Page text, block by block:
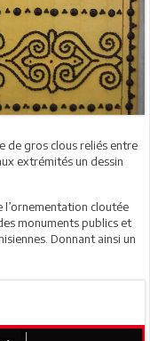
de gros clous reliés entre
extrémités un dessin
l’ornementation cloutée
monuments publics et
Donnant ainsi un